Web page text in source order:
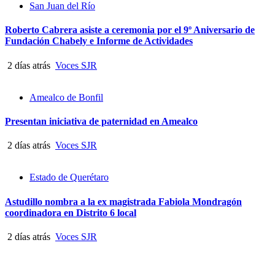
San Juan del Río
Roberto Cabrera asiste a ceremonia por el 9º Aniversario de
Fundación Chabely e Informe de Actividades
2 días atrás Voces SJR
Amealco de Bonfil
Presentan iniciativa de paternidad en Amealco
2 días atrás Voces SJR
Estado de Querétaro
Astudillo nombra a la ex magistrada Fabiola Mondragón
coordinadora en Distrito 6 local
2 días atrás Voces SJR